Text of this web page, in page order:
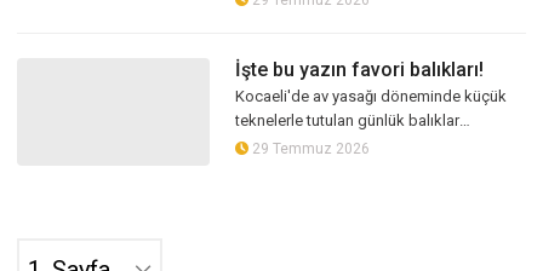
İşte bu yazın favori balıkları!
Kocaeli'de av yasağı döneminde küçük
teknelerle tutulan günlük balıklar
tezgahlardaki yerini korurken, yaz
29 Temmuz 2026